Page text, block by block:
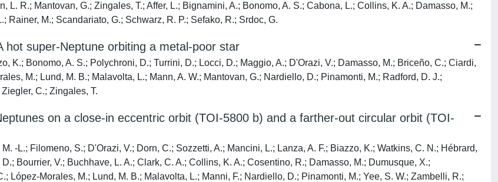
L. R.; Mantovan, G.; Zingales, T.; Affer, L.; Bignamini, A.; Bonomo, A. S.; Cabona, L.; Collins, K. A.; Damasso, M.;
Rainer, M.; Scandariato, G.; Schwarz, R. P.; Sefako, R.; Srdoc, G.
super-Neptune orbiting a metal-poor star
K.; Bonomo, A. S.; Polychroni, D.; Turrini, D.; Locci, D.; Maggio, A.; D'Orazi, V.; Damasso, M.; Briceño, C.; Ciardi,
M.; Lund, M. B.; Malavolta, L.; Mann, A. W.; Mantovan, G.; Nardiello, D.; Pinamonti, M.; Radford, D. J.;
C.; Zingales, T.
on a close-in eccentric orbit (TOI-5800 b) and a farther-out circular orbit (TOI-
-L.; Filomeno, S.; D'Orazi, V.; Dorn, C.; Sozzetti, A.; Mancini, L.; Lanza, A. F.; Biazzo, K.; Watkins, C. N.; Hébrard,
Bourrier, V.; Buchhave, L. A.; Clark, C. A.; Collins, K. A.; Cosentino, R.; Damasso, M.; Dumusque, X.;
López-Morales, M.; Lund, M. B.; Malavolta, L.; Manni, F.; Nardiello, D.; Pinamonti, M.; Yee, S. W.; Zambelli, R.;